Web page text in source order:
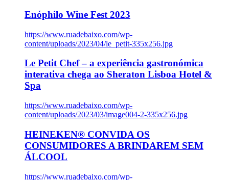
Enóphilo Wine Fest 2023
https://www.ruadebaixo.com/wp-
content/uploads/2023/04/le_petit-335x256.jpg
Le Petit Chef – a experiência gastronómica
interativa chega ao Sheraton Lisboa Hotel &
Spa
https://www.ruadebaixo.com/wp-
content/uploads/2023/03/image004-2-335x256.jpg
HEINEKEN® CONVIDA OS
CONSUMIDORES A BRINDAREM SEM
ÁLCOOL
https://www.ruadebaixo.com/wp-